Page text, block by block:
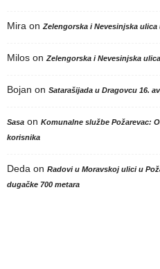
Mira on Zelengorska i Nevesinjska
Milos on Zelengorska i Nevesinjska
Bojan on Satarašijada u Dragovcu 16.
Sasa on Komunalne službe Požarevac:
korisnika
Deda on Radovi u Moravskoj ulici u
dugačke 700 metara